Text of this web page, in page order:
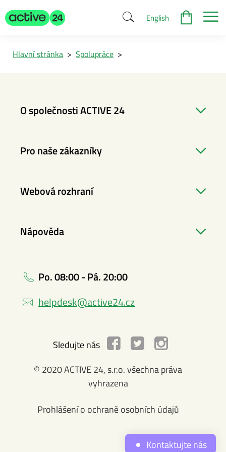
English
Hlavní stránka > Spolupráce >
O společnosti ACTIVE 24
Pro naše zákazníky
Webová rozhraní
Nápověda
Po. 08:00 - Pá. 20:00
helpdesk@active24.cz
Sledujte nás
© 2020 ACTIVE 24, s.r.o. všechna práva
vyhrazena
Prohlášení o ochraně osobních údajů
Kontaktujte nás